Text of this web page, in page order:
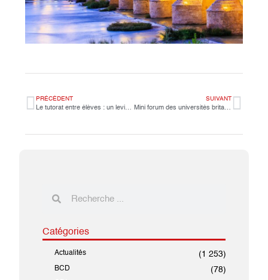
PRÉCÉDENT
Le tutorat entre élèves : un levier d’innovation pédagogique plébiscité par la recherche
SUIVANT
Mini forum des universités britanniques
Catégories
Actualités (1 253)
BCD (78)